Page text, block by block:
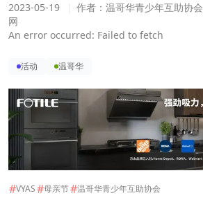
2023-05-19 作者： 温哥华青少年互助协会
网
An error occurred: Failed to fetch
活动 温哥华
#VYAS#母亲节#温哥华青少年互助协会